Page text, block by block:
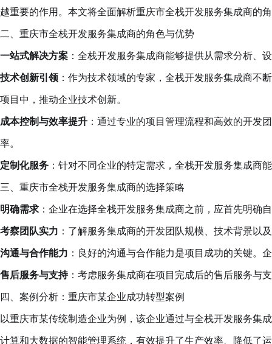
越重要的作用。本文将全面解析重庆市全栈开发服务集成商的
二、重庆市全栈开发服务集成商的角色与优势
一站式解决方案 ：全栈开发服务集成商能够提供从需求分析、
技术创新引领 ：作为技术领域的专家，全栈开发服务集成商
项目中，推动企业技术创新。
成本控制与效率提升 ：通过专业的项目管理流程和高效的开发
率。
定制化服务 ：针对不同企业的特定需求，全栈开发服务集成
三、重庆市全栈开发服务集成商的选择策略
明确需求 ：企业在选择全栈开发服务集成商之前，应首先明确
考察团队实力 ：了解服务集成商的开发团队规模、技术背景以
沟通与合作能力 ：良好的沟通与合作能力是项目成功的关键。
售后服务与支持：考虑服务集成商在项目完成后的售后服务与
四、案例分析：重庆市某企业成功转型案例
以重庆市某传统制造企业为例，该企业通过与全栈开发服务集
计算和大数据的智能管理系统，有效提升了生产效率、降低了